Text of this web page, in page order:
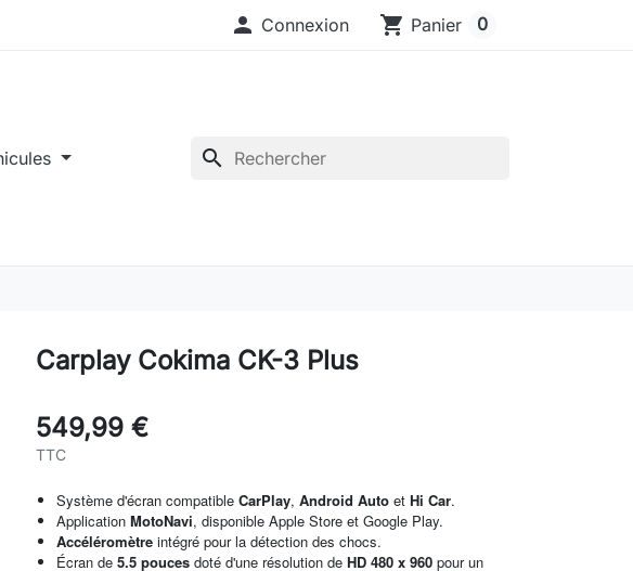
 Connexion shopping_cart Panier 0
search
Carplay Cokima CK-3 Plus
549,99 €
TTC
Système d'écran compatibleCarPlay,Android AutoetHi Car.
ApplicationMotoNavi, disponible Apple Store et Google Play.
Accéléromètreintégré pour la détection des chocs.
Écran de5.5 poucesdoté d'une résolution deHD 480 x 960 pour un